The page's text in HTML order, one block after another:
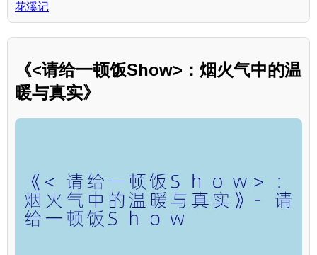
花溪记
《<请给一顿饭Show>：烟火气中的温
暖与真实》